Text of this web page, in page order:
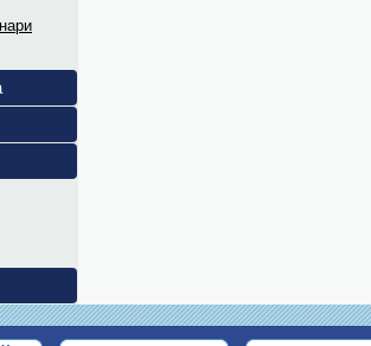
інститут...
з ПРОТОКОЛІВ
з ПРОТОКОЛІВ засідання...